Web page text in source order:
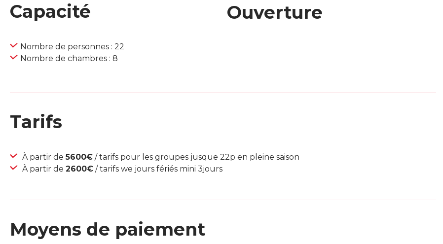
Capacité
Nombre de personnes : 22
Nombre de chambres : 8
Ouverture
Tarifs
À partir de5600€ / tarifs pour les groupes jusque 22p en pleine saison
À partir de 2600€ / tarifs we jours fériés mini 3jours
Moyens de paiement